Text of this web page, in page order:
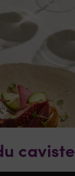
caviste